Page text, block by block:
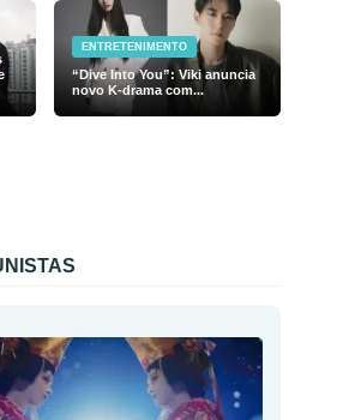
ENTRETENIMENTO
“Dive Into You”: Viki anuncia
novo K-drama com...